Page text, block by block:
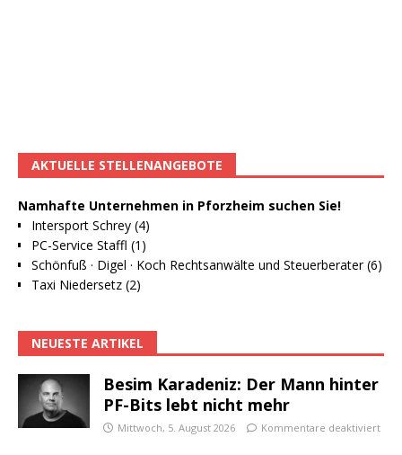
AKTUELLE STELLENANGEBOTE
Namhafte Unternehmen in Pforzheim suchen Sie!
Intersport Schrey (4)
PC-Service Staffl (1)
Schönfuß · Digel · Koch Rechtsanwälte und Steuerberater (6)
Taxi Niedersetz (2)
NEUESTE ARTIKEL
Besim Karadeniz: Der Mann hinter
PF-Bits lebt nicht mehr
Mittwoch, 5. August 2026 Kommentare deaktiviert